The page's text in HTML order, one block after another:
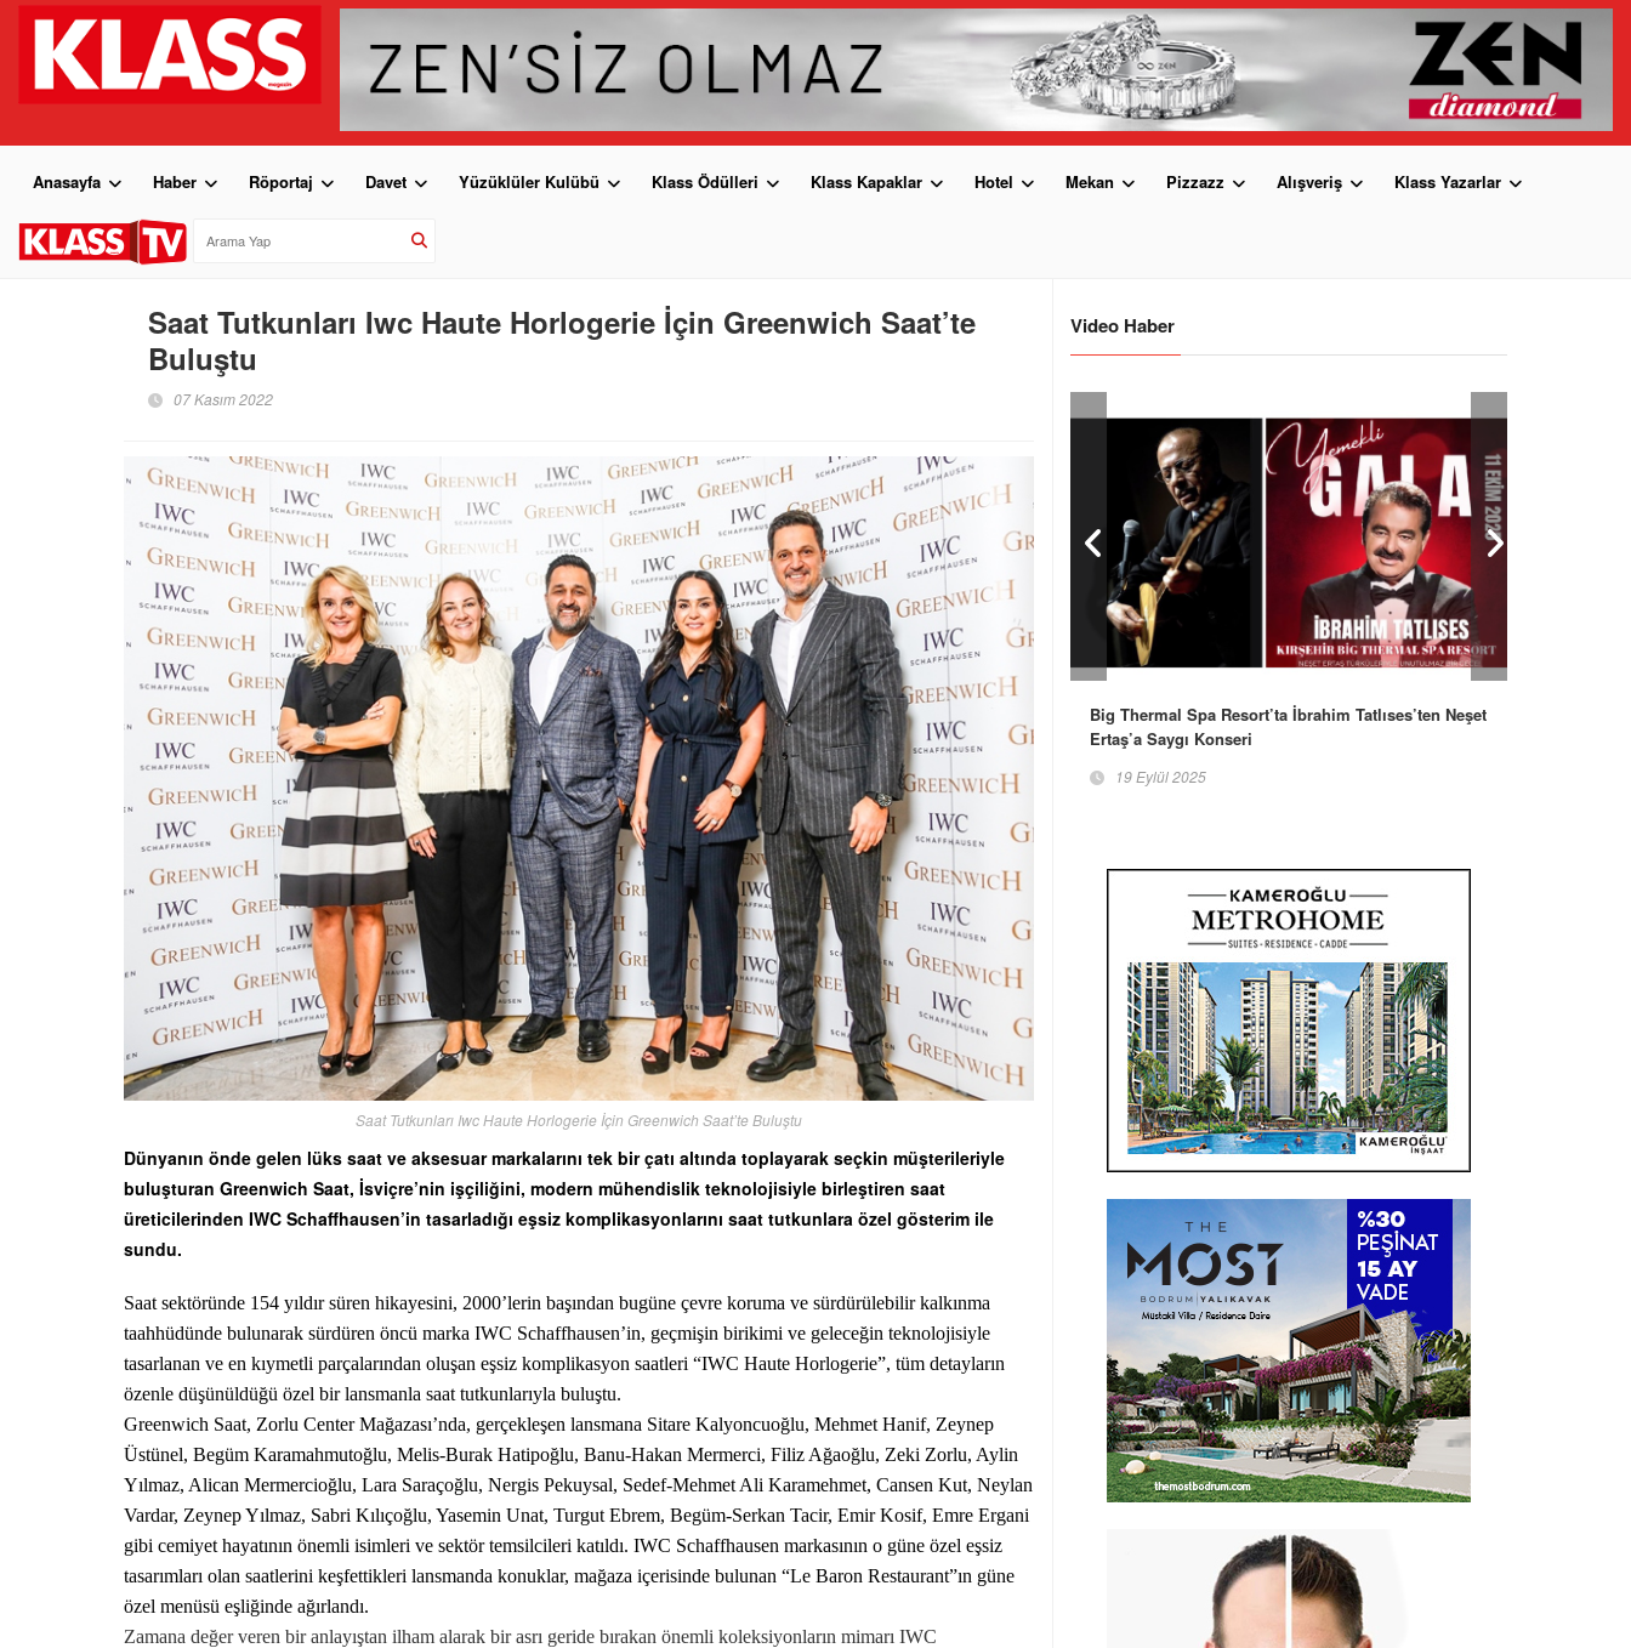
Anasayfa Haber Röportaj Davet Yüzüklüler Kulübü Klass Ödülleri Klass Kapaklar Hotel Mekan Pizzazz Alışveriş Klass Yazarlar
Saat Tutkunları Iwc Haute Horlogerie İçin Greenwich Saat’te
Buluştu
07 Kasım 2022
Saat Tutkunları Iwc Haute Horlogerie İçin Greenwich Saat’te Buluştu
Dünyanın önde gelen lüks saat ve aksesuar markalarını tek bir çatı altında toplayarak seçkin müşterileriyle
buluşturan Greenwich Saat, İsviçre’nin işçiliğini, modern mühendislik teknolojisiyle birleştiren saat
üreticilerinden IWC Schaffhausen’in tasarladığı eşsiz komplikasyonlarını saat tutkunlara özel gösterim ile
sundu.
Saat sektöründe 154 yıldır süren hikayesini, 2000’lerin başından bugüne çevre koruma ve sürdürülebilir kalkınma
taahhüdünde bulunarak sürdüren öncü marka IWC Schaffhausen’in, geçmişin birikimi ve geleceğin teknolojisiyle
tasarlanan ve en kıymetli parçalarından oluşan eşsiz komplikasyon saatleri “IWC Haute Horlogerie”, tüm detayların
özenle düşünüldüğü özel bir lansmanla saat tutkunlarıyla buluştu.
Greenwich Saat, Zorlu Center Mağazası’nda, gerçekleşen lansmana Sitare Kalyoncuoğlu, Mehmet Hanif, Zeynep
Üstünel, Begüm Karamahmutoğlu, Melis-Burak Hatipoğlu, Banu-Hakan Mermerci, Filiz Ağaoğlu, Zeki Zorlu, Aylin
Yılmaz, Alican Mermercioğlu, Lara Saraçoğlu, Nergis Pekuysal, Sedef-Mehmet Ali Karamehmet, Cansen Kut, Neylan
Vardar, Zeynep Yılmaz, Sabri Kılıçoğlu, Yasemin Unat, Turgut Ebrem, Begüm-Serkan Tacir, Emir Kosif, Emre Ergani
gibi cemiyet hayatının önemli isimleri ve sektör temsilcileri katıldı. IWC Schaffhausen markasının o güne özel eşsiz
tasarımları olan saatlerini keşfettikleri lansmanda konuklar, mağaza içerisinde bulunan “Le Baron Restaurant”ın güne
özel menüsü eşliğinde ağırlandı.
Zamana değer veren bir anlayıştan ilham alarak bir asrı geride bırakan önemli koleksiyonların mimarı IWC
Video Haber
Big Thermal Spa Resort’ta İbrahim Tatlıses’ten Neşet
Ertaş’a Saygı Konseri
19 Eylül 2025